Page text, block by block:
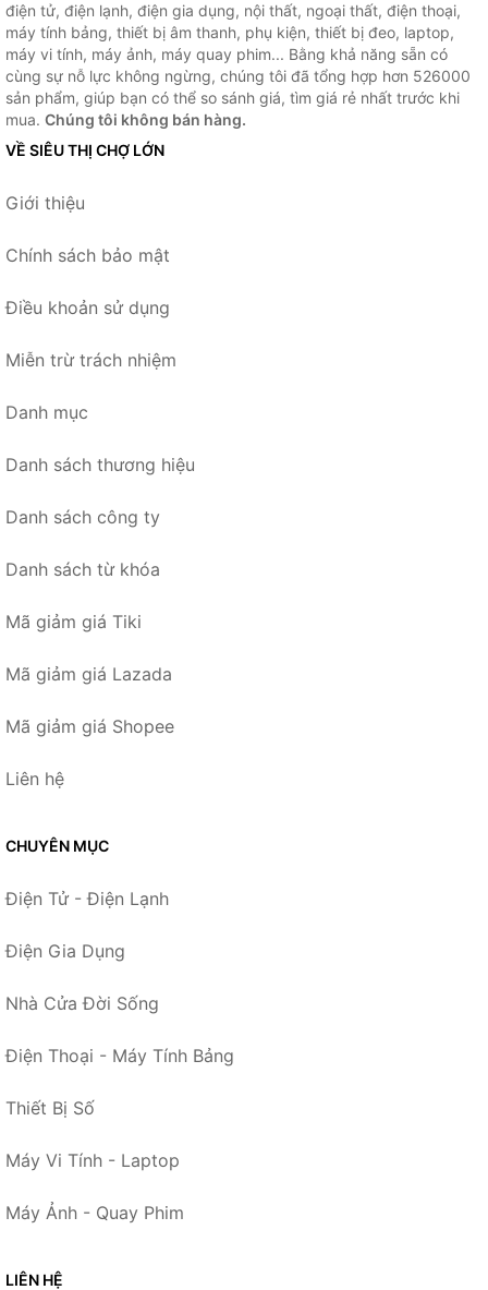
điện tử, điện lạnh, điện gia dụng, nội thất, ngoại thất, điện thoại,
máy tính bảng, thiết bị âm thanh, phụ kiện, thiết bị đeo, laptop,
máy vi tính, máy ảnh, máy quay phim... Bằng khả năng sẵn có
cùng sự nỗ lực không ngừng, chúng tôi đã tổng hợp hơn 526000
sản phẩm, giúp bạn có thể so sánh giá, tìm giá rẻ nhất trước khi
mua. Chúng tôi không bán hàng.
VỀ SIÊU THỊ CHỢ LỚN
Giới thiệu
Chính sách bảo mật
Điều khoản sử dụng
Miễn trừ trách nhiệm
Danh mục
Danh sách thương hiệu
Danh sách công ty
Danh sách từ khóa
Mã giảm giá Tiki
Mã giảm giá Lazada
Mã giảm giá Shopee
Liên hệ
CHUYÊN MỤC
Điện Tử - Điện Lạnh
Điện Gia Dụng
Nhà Cửa Đời Sống
Điện Thoại - Máy Tính Bảng
Thiết Bị Số
Máy Vi Tính - Laptop
Máy Ảnh - Quay Phim
LIÊN HỆ